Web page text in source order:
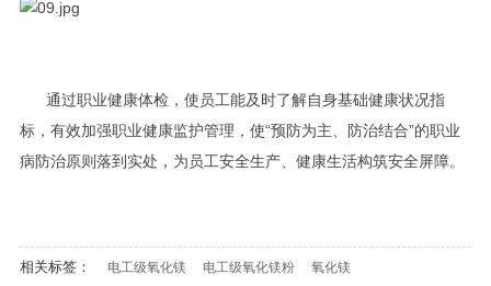
通过职业健康体检，使员工能及时了解自身基础健康状况指
标，有效加强职业健康监护管理，使“预防为主、防治结合”的职业
病防治原则落到实处，为员工安全生产、健康生活构筑安全屏障。
相关标签： 电工级氧化镁 电工级氧化镁粉 氧化镁